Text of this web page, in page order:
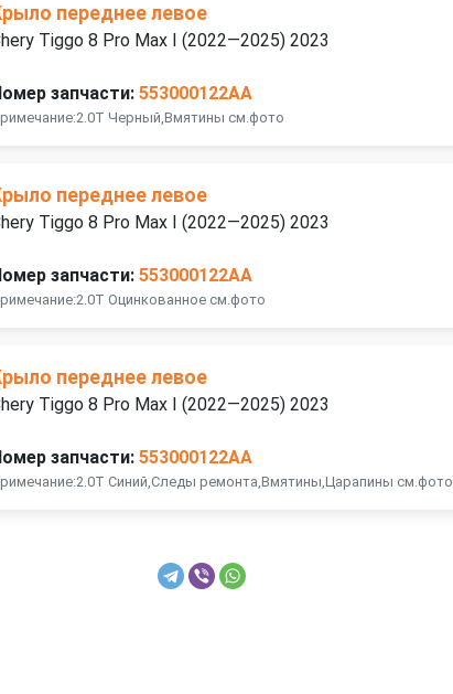
переднее левое
Tiggo 8 Pro Max I (2022—2025) 2023
запчасти: 553000122AA
Черный,Вмятины см.фото
переднее левое
Tiggo 8 Pro Max I (2022—2025) 2023
запчасти: 553000122AA
Оцинкованное см.фото
переднее левое
Tiggo 8 Pro Max I (2022—2025) 2023
запчасти: 553000122AA
Синий,Следы ремонта,Вмятины,Царапины см.фото